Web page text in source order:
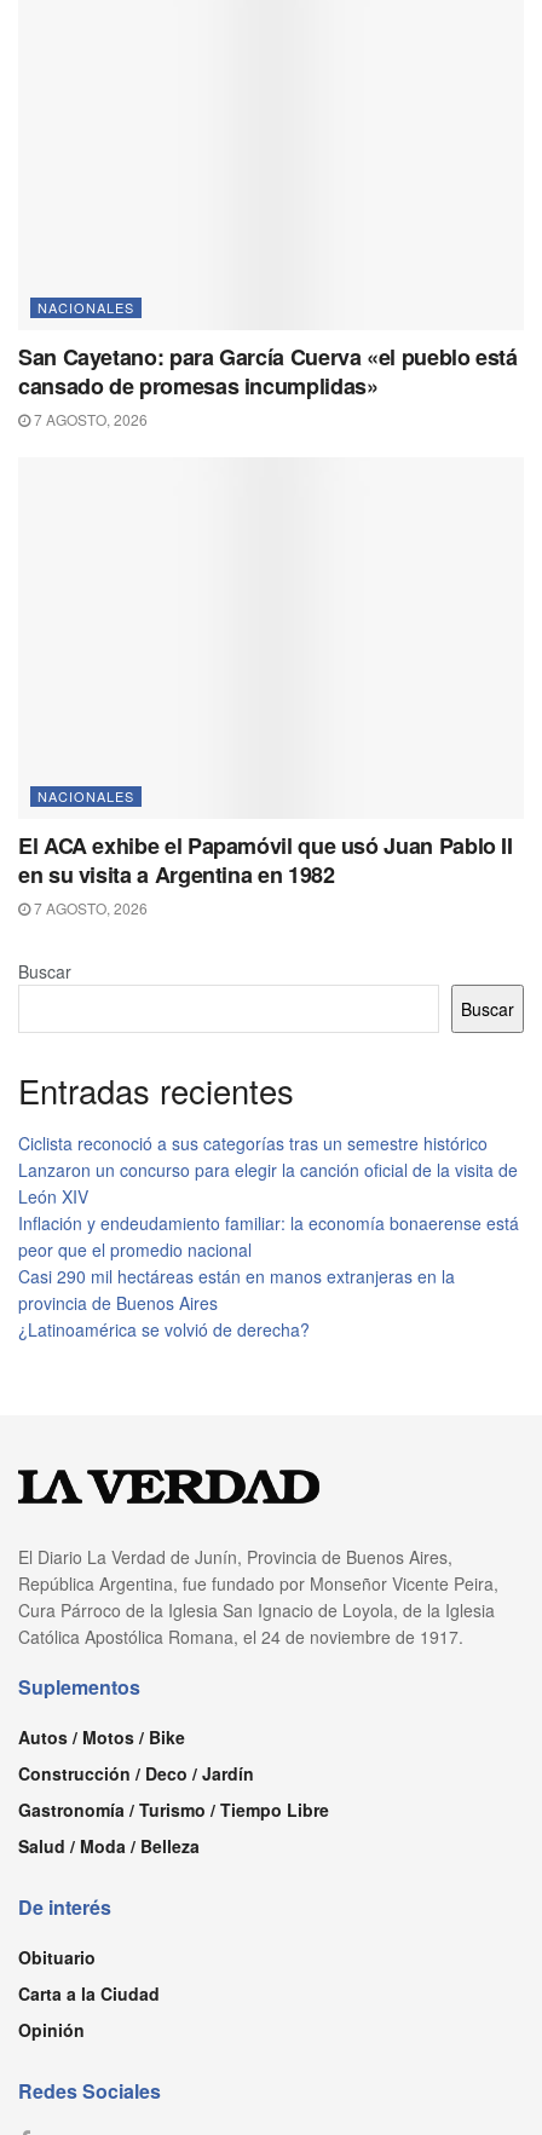
NACIONALES
San Cayetano: para García Cuerva «el pueblo está
cansado de promesas incumplidas»
7 AGOSTO, 2026
NACIONALES
El ACA exhibe el Papamóvil que usó Juan Pablo II
en su visita a Argentina en 1982
7 AGOSTO, 2026
Buscar
Buscar
Entradas recientes
Ciclista reconoció a sus categorías tras un semestre histórico
Lanzaron un concurso para elegir la canción oficial de la visita de
León XIV
Inflación y endeudamiento familiar: la economía bonaerense está
peor que el promedio nacional
Casi 290 mil hectáreas están en manos extranjeras en la
provincia de Buenos Aires
¿Latinoamérica se volvió de derecha?
El Diario La Verdad de Junín, Provincia de Buenos Aires,
República Argentina, fue fundado por Monseñor Vicente Peira,
Cura Párroco de la Iglesia San Ignacio de Loyola, de la Iglesia
Católica Apostólica Romana, el 24 de noviembre de 1917.
Suplementos
Autos / Motos / Bike
Construcción / Deco / Jardín
Gastronomía / Turismo / Tiempo Libre
Salud / Moda / Belleza
De interés
Obituario
Carta a la Ciudad
Opinión
Redes Sociales